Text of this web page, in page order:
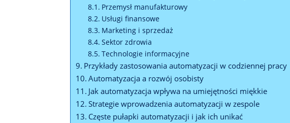
Przemysł manufakturowy
Usługi finansowe
Marketing i sprzedaż
Sektor zdrowia
Technologie informacyjne
Przykłady zastosowania automatyzacji w codziennej pracy
Automatyzacja a rozwój osobisty
Jak automatyzacja wpływa na umiejętności miękkie
Strategie wprowadzenia automatyzacji w zespole
Częste pułapki automatyzacji i jak ich unikać